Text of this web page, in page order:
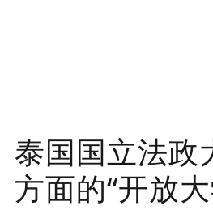
泰国国立法政
方面的“开放大